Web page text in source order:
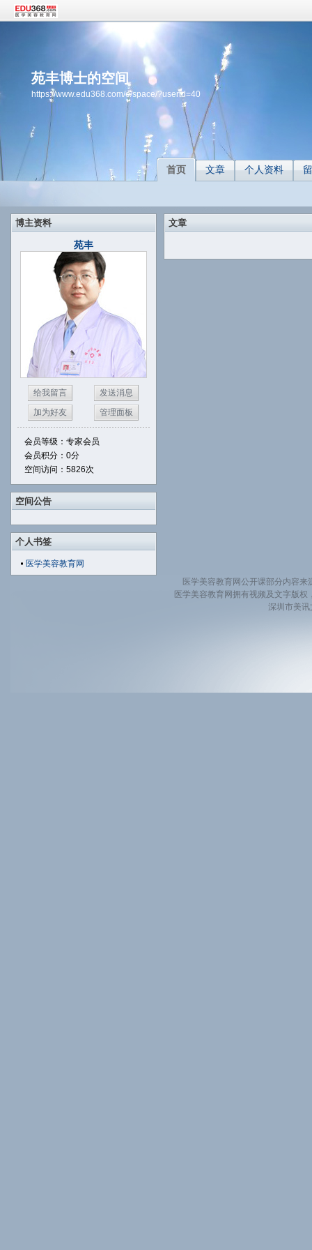
苑丰博士的空间
https://www.edu368.com/e/space/?userid=40
首页 文章 个人资料
博主资料
苑丰
给我留言
发送消息
加为好友
管理面板
会员等级：专家会员
会员积分：0分
空间访问：5826次
空间公告
个人书签
医学美容教育网
文章
医学美容教育网公开课部分内容
医学美容教育网拥有视频及文字版
深圳市美